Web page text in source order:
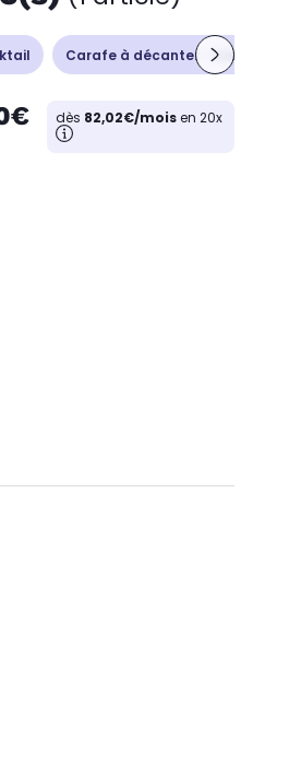
Carafe à décanter - Aérateur
dès 82,02€/moisen 20x